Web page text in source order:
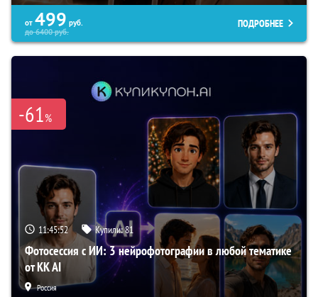
от 499 руб.
до6400руб.
ПОДРОБНЕЕ
-61%
11:45:51 Купили:81
Фотосессия с ИИ: 3 нейрофотографии в любой тематике
от KK AI
Россия